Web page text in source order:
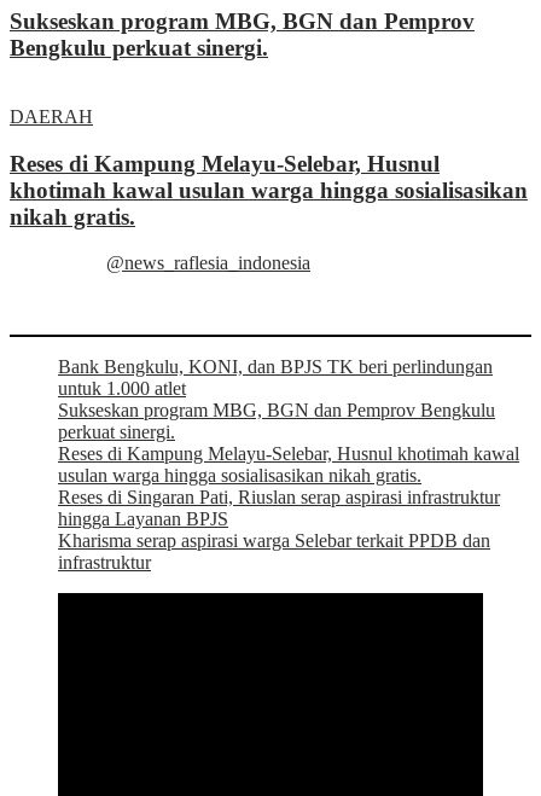
Sukseskan program MBG, BGN dan Pemprov
Bengkulu perkuat sinergi.
DAERAH
Reses di Kampung Melayu-Selebar, Husnul
khotimah kawal usulan warga hingga sosialisasikan
nikah gratis.
@news_raflesia_indonesia
Bank Bengkulu, KONI, dan BPJS TK beri perlindungan
untuk 1.000 atlet
Sukseskan program MBG, BGN dan Pemprov Bengkulu
perkuat sinergi.
Reses di Kampung Melayu-Selebar, Husnul khotimah kawal
usulan warga hingga sosialisasikan nikah gratis.
Reses di Singaran Pati, Riuslan serap aspirasi infrastruktur
hingga Layanan BPJS
Kharisma serap aspirasi warga Selebar terkait PPDB dan
infrastruktur